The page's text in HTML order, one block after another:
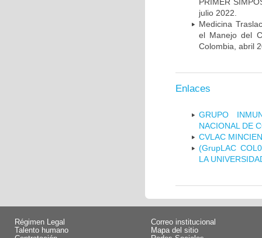
julio 2022.
Medicina
el Manejo del
Colombia, abril
Enlaces
GRUPO
NACIONAL DE
CVLAC
(GrupLAC
LA
Régimen Legal
Talento humano
Correo institucional
Mapa del sitio